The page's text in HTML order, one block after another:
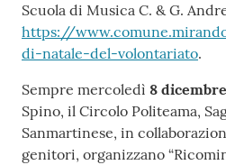
Scuola di Musica C. & G.
https://
di-natale-del-volontariato.
Sempre mercoledì 8 dicembre
Spino, il Circolo Politeama,
Sanmartinese, in
genitori, organizzano